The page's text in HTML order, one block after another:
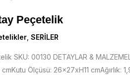
Peçetelik
SERİLER
SKU: 00130 DETAYLAR &
Ölçüsü: 26x27xH11 cmAğırlık: